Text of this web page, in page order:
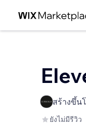
สร้างขึ้น
ยังไม่มีรีวิว